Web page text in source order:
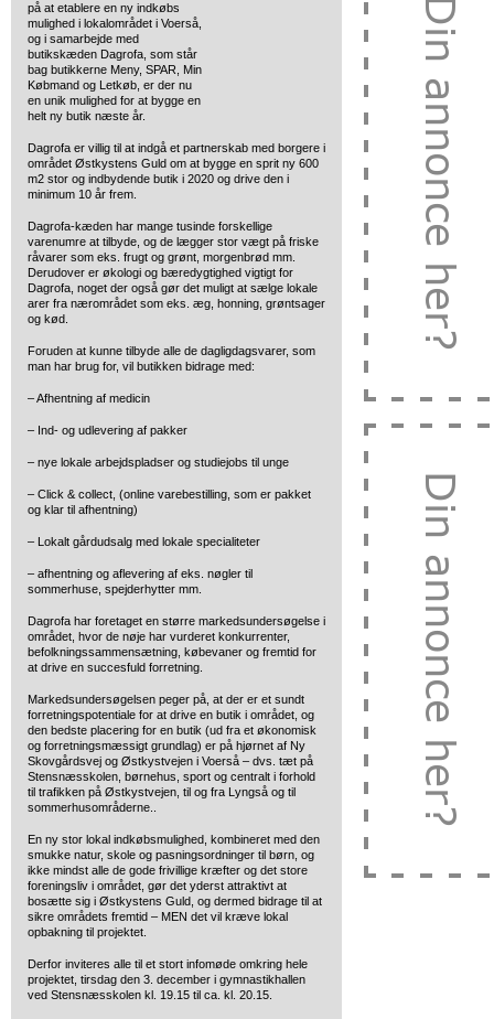
på at etablere en ny indkøbs
mulighed i lokalområdet i Voerså,
og i samarbejde med
butikskæden Dagrofa, som står
bag butikkerne Meny, SPAR, Min
Købmand og Letkøb, er der nu
en unik mulighed for at bygge en
helt ny butik næste år.
Dagrofa er villig til at indgå et partnerskab med borgere i
området Østkystens Guld om at bygge en sprit ny 600
m2 stor og indbydende butik i 2020 og drive den i
minimum 10 år frem.
Dagrofa-kæden har mange tusinde forskellige
varenumre at tilbyde, og de lægger stor vægt på friske
råvarer som eks. frugt og grønt, morgenbrød mm.
Derudover er økologi og bæredygtighed vigtigt for
Dagrofa, noget der også gør det muligt at sælge lokale
arer fra nærområdet som eks. æg, honning, grøntsager
og kød.
Foruden at kunne tilbyde alle de dagligdagsvarer, som
man har brug for, vil butikken bidrage med:
– Afhentning af medicin
– Ind- og udlevering af pakker
– nye lokale arbejdspladser og studiejobs til unge
– Click & collect, (online varebestilling, som er pakket
og klar til afhentning)
– Lokalt gårdudsalg med lokale specialiteter
– afhentning og aflevering af eks. nøgler til
sommerhuse, spejderhytter mm.
Dagrofa har foretaget en større markedsundersøgelse i
området, hvor de nøje har vurderet konkurrenter,
befolkningssammensætning, købevaner og fremtid for
at drive en succesfuld forretning.
Markedsundersøgelsen peger på, at der er et sundt
forretningspotentiale for at drive en butik i området, og
den bedste placering for en butik (ud fra et økonomisk
og forretningsmæssigt grundlag) er på hjørnet af Ny
Skovgårdsvej og Østkystvejen i Voerså – dvs. tæt på
Stensnæsskolen, børnehus, sport og centralt i forhold
til trafikken på Østkystvejen, til og fra Lyngså og til
sommerhusområderne..
En ny stor lokal indkøbsmulighed, kombineret med den
smukke natur, skole og pasningsordninger til børn, og
ikke mindst alle de gode frivillige kræfter og det store
foreningsliv i området, gør det yderst attraktivt at
bosætte sig i Østkystens Guld, og dermed bidrage til at
sikre områdets fremtid – MEN det vil kræve lokal
opbakning til projektet.
Derfor inviteres alle til et stort infomøde omkring hele
projektet, tirsdag den 3. december i gymnastikhallen
ved Stensnæsskolen kl. 19.15 til ca. kl. 20.15.